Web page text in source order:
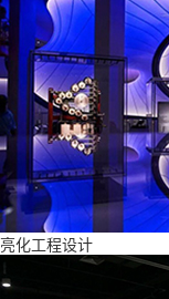
亮化工程设计